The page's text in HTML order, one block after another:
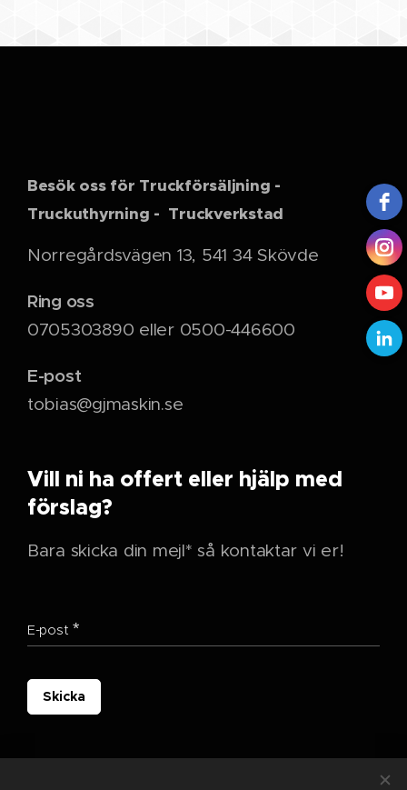
Besök oss för Truckförsäljning -
Truckuthyrning - Truckverkstad
Norregårdsvägen 13, 541 34 Skövde
Ring oss
0705303890 eller 0500-446600
E-post
tobias@gjmaskin.se
Vill ni ha offert eller hjälp med
förslag?
Bara skicka din mejl* så kontaktar vi er!
E-post
Skicka